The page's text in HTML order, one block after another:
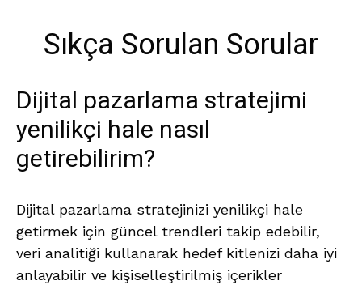
Sıkça Sorulan Sorular
Dijital pazarlama stratejimi
yenilikçi hale nasıl
getirebilirim?
Dijital pazarlama stratejinizi yenilikçi hale
getirmek için güncel trendleri takip edebilir,
veri analitiği kullanarak hedef kitlenizi daha iyi
anlayabilir ve kişiselleştirilmiş içerikler